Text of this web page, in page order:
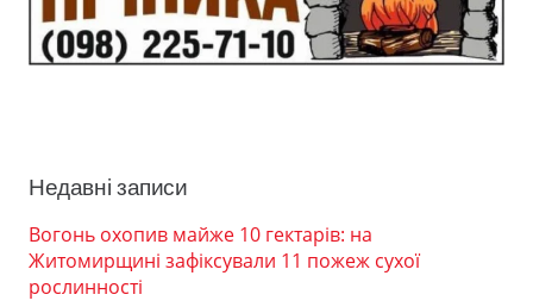
Недавні записи
Вогонь охопив майже 10 гектарів: на
Житомирщині зафіксували 11 пожеж сухої
рослинності